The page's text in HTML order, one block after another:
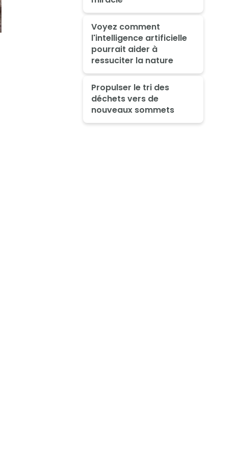
Voyez comment
l'intelligence artificielle
pourrait aider à
ressuciter la nature
Propulser le tri des
déchets vers de
nouveaux sommets